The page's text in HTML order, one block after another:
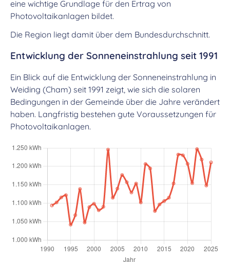
eine wichtige Grundlage für den Ertrag von
Photovoltaikanlagen bildet.
Die Region liegt damit über dem Bundesdurchschnitt.
Entwicklung der Sonneneinstrahlung seit 1991
Ein Blick auf die Entwicklung der Sonneneinstrahlung in
Weiding (Cham) seit 1991 zeigt, wie sich die solaren
Bedingungen in der Gemeinde über die Jahre verändert
haben. Langfristig bestehen gute Voraussetzungen für
Photovoltaikanlagen.